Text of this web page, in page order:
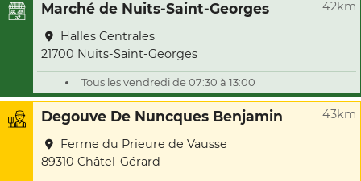
Marché de Nuits-Saint-Georges 42km
Halles Centrales
21700 Nuits-Saint-Georges
Tous les vendredi de 07:30 à 13:00
Degouve De Nuncques Benjamin 43km
Ferme du Prieure de Vausse
89310 Châtel-Gérard